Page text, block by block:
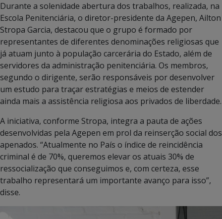
Durante a solenidade abertura dos trabalhos, realizada, na
Escola Penitenciária, o diretor-presidente da Agepen, Ailton
Stropa Garcia, destacou que o grupo é formado por
representantes de diferentes denominações religiosas que
já atuam junto à população carcerária do Estado, além de
servidores da administração penitenciária. Os membros,
segundo o dirigente, serão responsáveis por desenvolver
um estudo para traçar estratégias e meios de estender
ainda mais a assistência religiosa aos privados de liberdade.
A iniciativa, conforme Stropa, integra a pauta de ações
desenvolvidas pela Agepen em prol da reinserção social dos
apenados. “Atualmente no País o índice de reincidência
criminal é de 70%, queremos elevar os atuais 30% de
ressocialização que conseguimos e, com certeza, esse
trabalho representará um importante avanço para isso”,
disse.